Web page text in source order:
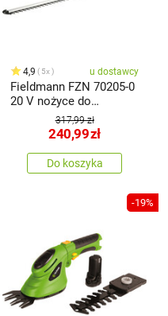
4,9 5x u dostawcy
Fieldmann FZN 70205-0
20 V nożyce do
żywopłotów FAST
POWER 2O V
317,99 zł
240,99zł
Do koszyka
-19%